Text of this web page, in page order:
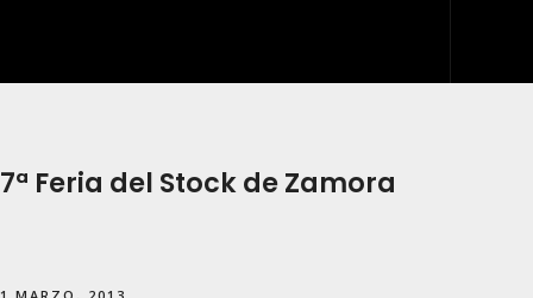
7ª Feria del Stock de Zamora
1 MARZO, 2013